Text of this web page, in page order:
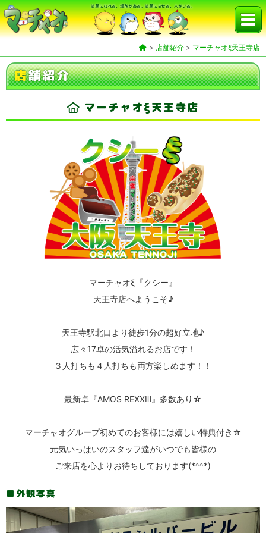
笑顔になれる、場所がある。笑顔にさせる、人がいる。
> 店舗紹介 > マーチャオξ天王寺店
店舗紹介
マーチャオξ天王寺店
マーチャオξ『クシー』
天王寺店へようこそ♪
天王寺駅北口より徒歩1分の超好立地♪
広々17卓の活気溢れるお店です！
３人打ちも４人打ちも両方楽しめます！！
最新卓『AMOS REXXⅢ』多数あり☆
マーチャオグループ初めてのお客様には嬉しい特典付き☆
元気いっぱいのスタッフ達がいつでも皆様の
ご来店を心よりお待ちしております(*^^*)
外観写真